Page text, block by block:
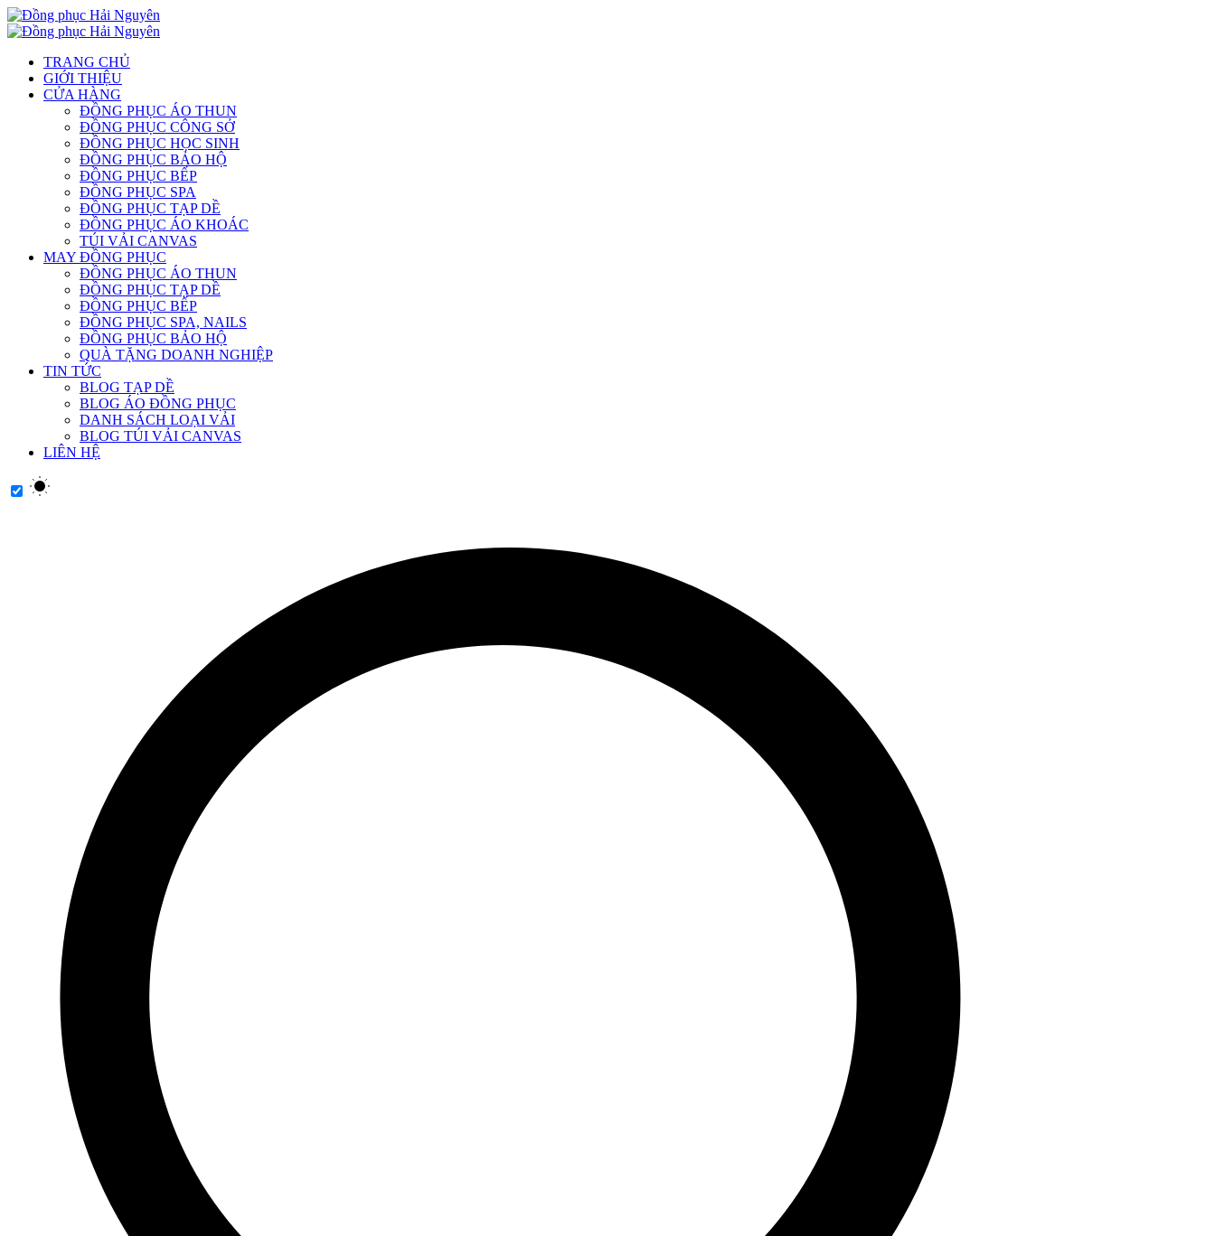
TRANG CHỦ
GIỚI THIỆU
CỬA HÀNG
ĐỒNG PHỤC ÁO THUN
ĐỒNG PHỤC CÔNG SỞ
ĐỒNG PHỤC HỌC SINH
ĐỒNG PHỤC BẢO HỘ
ĐỒNG PHỤC BẾP
ĐỒNG PHỤC SPA
ĐỒNG PHỤC TẠP DỀ
ĐỒNG PHỤC ÁO KHOÁC
TÚI VẢI CANVAS
MAY ĐỒNG PHỤC
ĐỒNG PHỤC ÁO THUN
ĐỒNG PHỤC TẠP DỀ
ĐỒNG PHỤC BẾP
ĐỒNG PHỤC SPA, NAILS
ĐỒNG PHỤC BẢO HỘ
QUÀ TẶNG DOANH NGHIỆP
TIN TỨC
BLOG TẠP DỀ
BLOG ÁO ĐỒNG PHỤC
DANH SÁCH LOẠI VẢI
BLOG TÚI VẢI CANVAS
LIÊN HỆ